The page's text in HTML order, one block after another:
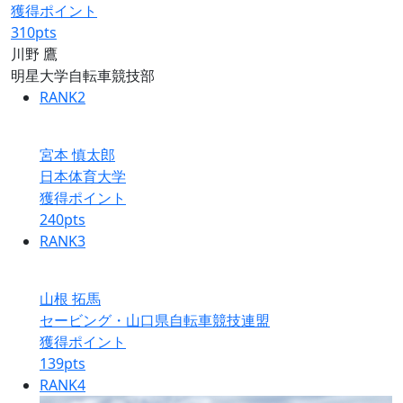
獲得ポイント
310pts
川野 鷹
明星大学自転車競技部
RANK2
宮本 慎太郎
日本体育大学
獲得ポイント
240pts
RANK3
山根 拓馬
セービング・山口県自転車競技連盟
獲得ポイント
139pts
RANK4